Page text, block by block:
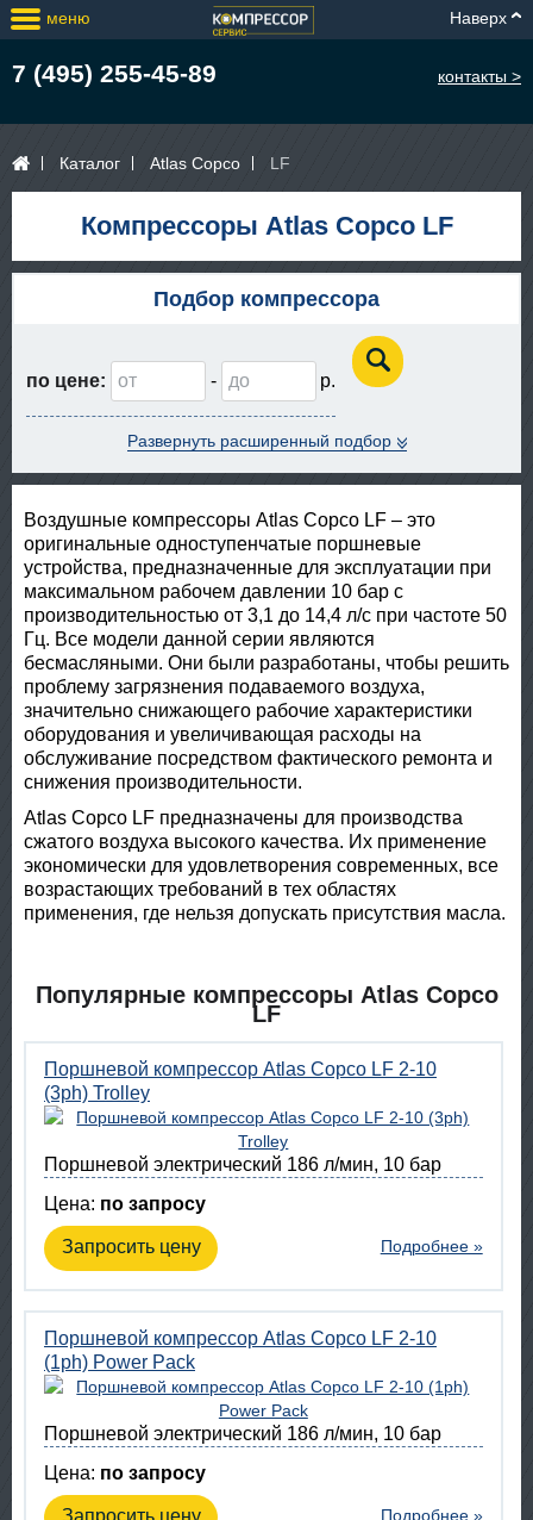
меню Наверх
7 (495) 255-45-89 контакты >
Каталог Atlas Copco LF
Компрессоры Atlas Copco LF
Подбор компрессора
по цене: -
Развернуть расширенный подбор
Воздушные компрессоры Atlas Copco LF – это
оригинальные одноступенчатые поршневые
устройства, предназначенные для эксплуатации при
максимальном рабочем давлении 10 бар с
производительностью от 3,1 до 14,4 л/с при частоте 50
Гц. Все модели данной серии являются
бесмасляными. Они были разработаны, чтобы решить
проблему загрязнения подаваемого воздуха,
значительно снижающего рабочие характеристики
оборудования и увеличивающая расходы на
обслуживание посредством фактического ремонта и
снижения производительности.
Atlas Copco LF предназначены для производства
сжатого воздуха высокого качества. Их применение
экономически для удовлетворения современных, все
возрастающих требований в тех областях
применения, где нельзя допускать присутствия масла.
Популярные компрессоры Atlas Copco
LF
Поршневой компрессор Atlas Copco LF 2-10
(3ph) Trolley
Поршневой электрический 186 л/мин, 10 бар
Цена: по запросу
Запросить цену Подробнее »
Поршневой компрессор Atlas Copco LF 2-10
(1ph) Power Pack
Поршневой электрический 186 л/мин, 10 бар
Цена: по запросу
Запросить цену Подробнее »